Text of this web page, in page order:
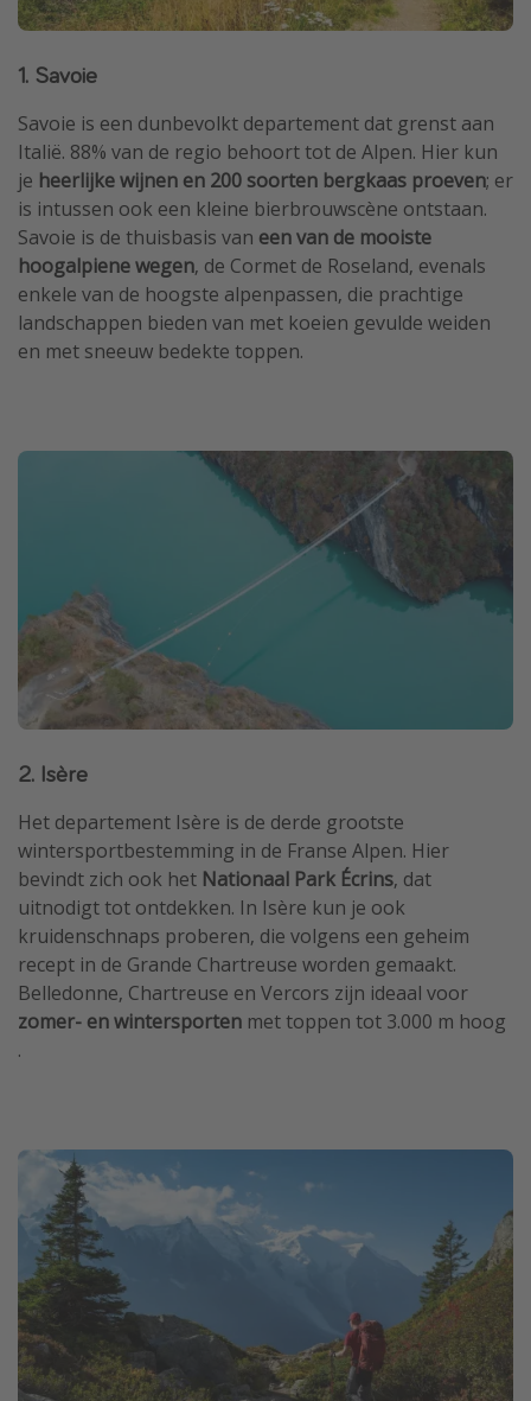
1. Savoie
Savoie is een dunbevolkt departement dat grenst aan
Italië. 88% van de regio behoort tot de Alpen. Hier kun
je heerlijke wijnen en 200 soorten bergkaas proeven; er
is intussen ook een kleine bierbrouwscène ontstaan.
Savoie is de thuisbasis van een van de mooiste
hoogalpiene wegen, de Cormet de Roseland, evenals
enkele van de hoogste alpenpassen, die prachtige
landschappen bieden van met koeien gevulde weiden
en met sneeuw bedekte toppen.
2. Isère
Het departement Isère is de derde grootste
wintersportbestemming in de Franse Alpen. Hier
bevindt zich ook het Nationaal Park Écrins, dat
uitnodigt tot ontdekken. In Isère kun je ook
kruidenschnaps proberen, die volgens een geheim
recept in de Grande Chartreuse worden gemaakt.
Belledonne, Chartreuse en Vercors zijn ideaal voor
zomer- en wintersporten met toppen tot 3.000 m hoog
.